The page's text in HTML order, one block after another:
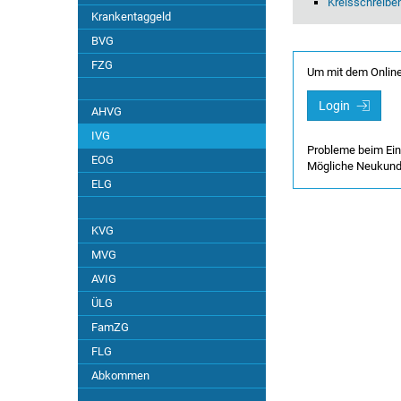
Anwendbarkeit ATSG / AHVG
Assistenzbeitrag
Auskunftspflicht
Ausrichtung der Leistungen
Beratung und Begleitung
Berufliche Massnahmen
Eingliederung
Europäisches Recht
Krankentaggeld
BVG
FZG
AHVG
IVG
EOG
ELG
KVG
MVG
AVIG
ÜLG
FamZG
FLG
Abkommen
Um mit dem
Login
Probleme beim
Mögliche